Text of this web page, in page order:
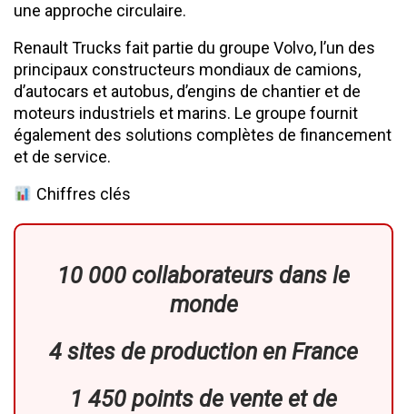
une approche circulaire.
Renault Trucks fait partie du groupe Volvo, l’un des
principaux constructeurs mondiaux de camions,
d’autocars et autobus, d’engins de chantier et de
moteurs industriels et marins. Le groupe fournit
également des solutions complètes de financement
et de service.
Chiffres clés
10 000 collaborateurs dans le
monde
4 sites de production en France
1 450 points de vente et de